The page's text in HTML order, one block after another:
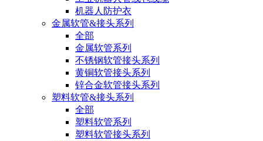
机器人防护衣
金属软管&接头系列
全部
金属软管系列
不锈钢软管接头系列
黄铜软管接头系列
锌合金软管接头系列
塑料软管&接头系列
全部
塑料软管系列
塑料软管接头系列